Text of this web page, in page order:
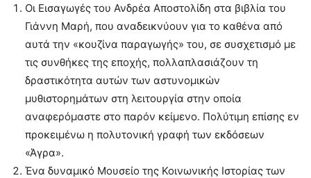
Οι Εισαγωγές του Ανδρέα Αποστολίδη στα βιβλία του
Γιάννη Μαρή, που αναδεικνύουν για το καθένα από
αυτά την «κουζίνα παραγωγής» του, σε συσχετισμό με
τις συνθήκες της εποχής, πολλαπλασιάζουν τη
δραστικότητα αυτών των αστυνομικών
μυθιστορημάτων στη λειτουργία στην οποία
αναφερόμαστε στο παρόν κείμενο. Πολύτιμη επίσης εν
προκειμένω η πολυτονική γραφή των εκδόσεων
«Άγρα».
Ένα δυναμικό Μουσείο της Κοινωνικής Ιστορίας των